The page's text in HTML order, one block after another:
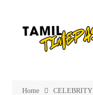
Home
CELEBRITY